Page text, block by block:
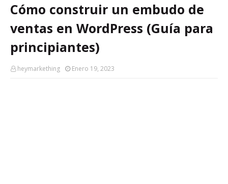
Cómo construir un embudo de
ventas en WordPress (Guía para
principiantes)
heymarkething Enero 19, 2023